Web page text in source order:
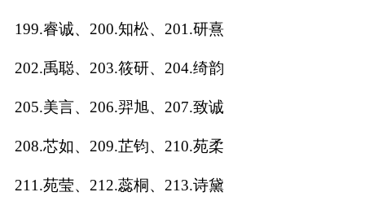
199.睿诚、200.知松、201.研熹
202.禹聪、203.筱研、204.绮韵
205.美言、206.羿旭、207.致诚
208.芯如、209.芷钧、210.苑柔
211.苑莹、212.蕊桐、213.诗黛